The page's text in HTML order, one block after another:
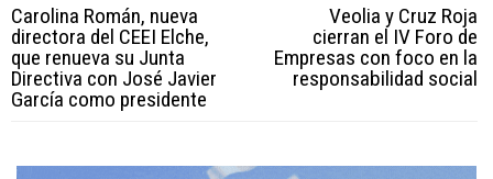
Carolina Román, nueva
directora del CEEI Elche,
que renueva su Junta
Directiva con José Javier
García como presidente
Veolia y Cruz Roja
cierran el IV Foro de
Empresas con foco en la
responsabilidad social